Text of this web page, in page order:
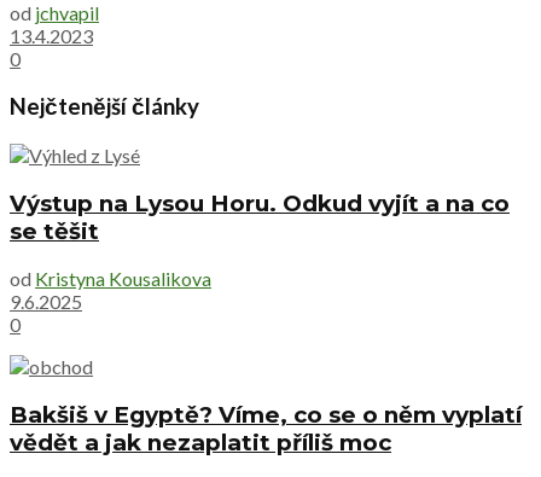
od jchvapil
13.4.2023
0
Nejčtenější články
Výstup na Lysou Horu. Odkud vyjít a na co
se těšit
od Kristyna Kousalikova
9.6.2025
0
Bakšiš v Egyptě? Víme, co se o něm vyplatí
vědět a jak nezaplatit příliš moc